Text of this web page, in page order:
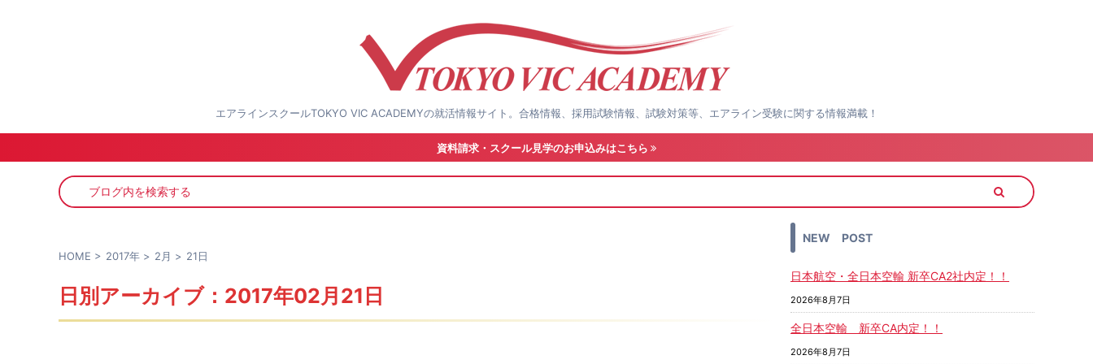
エアラインスクールTOKYO VIC ACADEMYの就活情報サイト。合格情報、採用試験情報、試験対策等、エアライン受験に関する情報満載！
資料請求・スクール見学のお申込みはこちら
HOME > 2017年 > 2月 > 21日
日別アーカイブ：2017年02月21日
NEW POST
日本航空・全日本空輸 新卒CA2社内定！！
2026年8月7日
全日本空輸 新卒CA内定！！
2026年8月7日